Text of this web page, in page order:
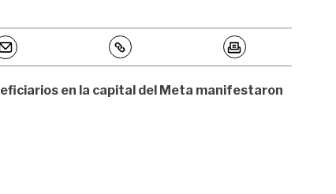
en la capital del Meta manifestaron